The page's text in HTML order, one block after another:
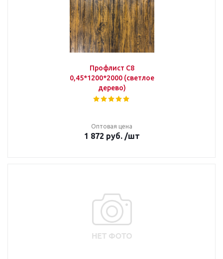
Профлист С8
0,45*1200*2000 (светлое
дерево)
Оптовая цена
1 872 руб. /шт